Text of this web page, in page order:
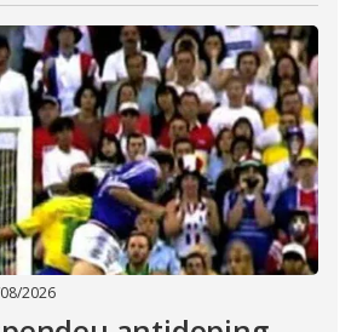
2026